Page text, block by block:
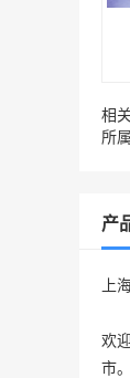
相
所
产
上
欢
市